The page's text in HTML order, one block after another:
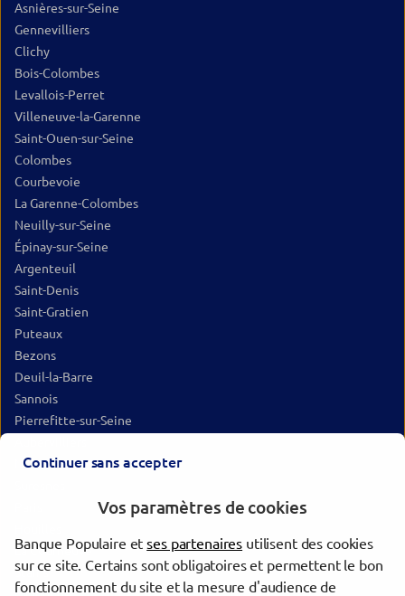
Asnières-sur-Seine
Gennevilliers
Clichy
Bois-Colombes
Levallois-Perret
Villeneuve-la-Garenne
Saint-Ouen-sur-Seine
Colombes
Courbevoie
La Garenne-Colombes
Neuilly-sur-Seine
Épinay-sur-Seine
Argenteuil
Saint-Denis
Saint-Gratien
Puteaux
Bezons
Deuil-la-Barre
Sannois
Pierrefitte-sur-Seine
Nanterre
La Courneuve
Stains
Continuer sans accepter
Vos paramètres de cookies
Banque Populaire etses partenaires utilisent des cookies
sur ce site. Certains sont obligatoires et permettent le bon
fonctionnement du site et la mesure d'audience de